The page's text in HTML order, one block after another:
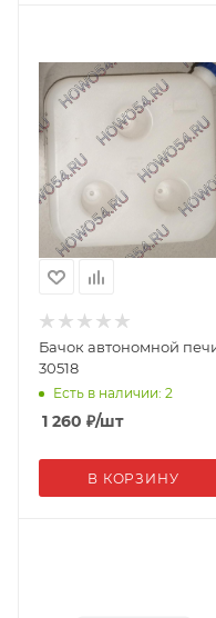
Бачок автономной
30518
Есть в наличии: 2
1 260 ₽/шт
В КОРЗИНУ